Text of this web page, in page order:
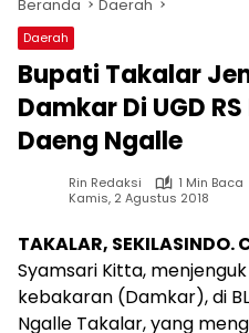
Latest
World,
Headlines,
News
Today
Beranda Daerah
Daerah
Bupati Takalar
Damkar Di UGD
Daeng Ngalle
Rin Redaksi
1 Min Baca
Kamis, 2 Agustus 2018
TAKALAR, SEKILASINDO.
Syamsari Kitta,
kebakaran (Damkar), di
Ngalle Takalar, yang